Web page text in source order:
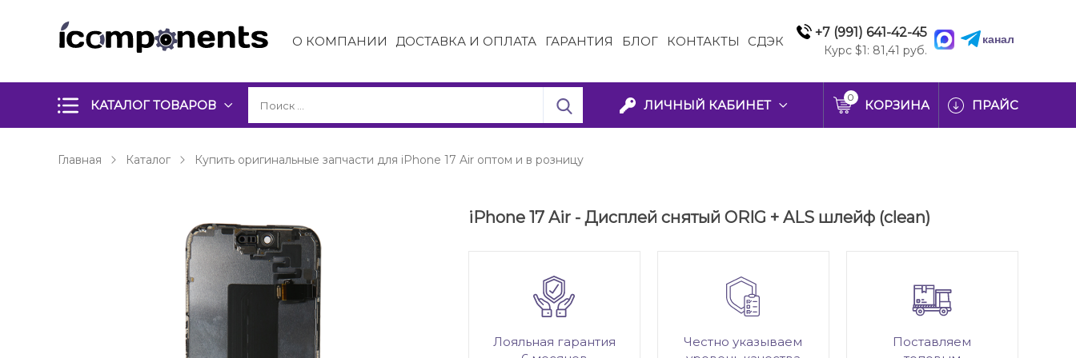
О КОМПАНИИ ДОСТАВКА И ОПЛАТА ГАРАНТИЯ БЛОГ КОНТАКТЫ СДЭК
+7 (991) 641-42-45
Курс $1: 81,41 руб.
канал
КАТАЛОГ ТОВАРОВ ЛИЧНЫЙ КАБИНЕТ
0
КОРЗИНА ПРАЙС
Главная Каталог Купить оригинальные запчасти для iPhone 17 Air оптом и в розницу
iPhone 17 Air - Дисплей снятый ORIG + ALS шлейф (clean)
Лояльная гарантия
Честно указываем
Поставляем